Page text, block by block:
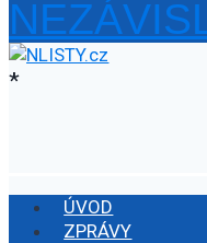
Přeskočit
na
obsah
*
ÚVOD
ZPRÁVY